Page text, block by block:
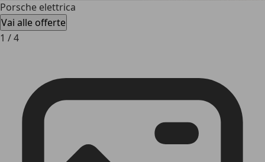
Porsche elettrica
Vai alle offerte
1 /4